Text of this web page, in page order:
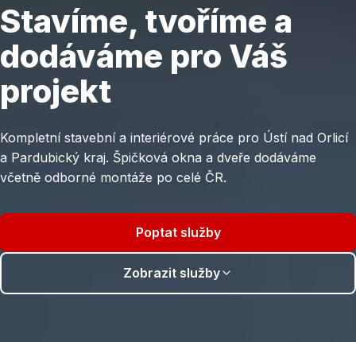
Stavíme, tvoříme a
dodáváme pro Váš
projekt
Kompletní stavební a interiérové práce pro Ústí nad Orlicí
a Pardubický kraj. Špičková okna a dveře dodáváme
včetně odborné montáže po celé ČR.
Poptat služby
Zobrazit služby